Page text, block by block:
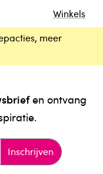
Winkels
meer
en ontvang
Inschrijven